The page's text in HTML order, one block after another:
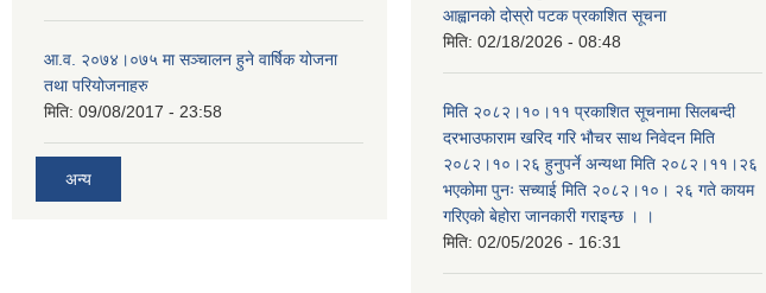
आ.व. २०७४।०७५ मा सञ्चालन हुने वार्षिक योजना
तथा परियोजनाहरु
मिति: 09/08/2017 - 23:58
अन्य
आह्वानको दोस्रो पटक प्रकाशित सूचना
मिति: 02/18/2026 - 08:48
मिति २०८२।१०।११ प्रकाशित सूचनामा सिलबन्दी
दरभाउफाराम खरिद गरि भौचर साथ निवेदन मिति
२०८२।१०।२६ हुनुपर्ने अन्यथा मिति २०८२।११।२६
भएकोमा पुनः सच्याई मिति २०८२।१०। २६ गते कायम
गरिएको बेहोरा जानकारी गराइन्छ । ।
मिति: 02/05/2026 - 16:31